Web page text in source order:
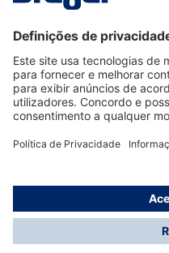
Serviço de Apoio ao
Utilização da loja
Informações
© Dräger Portugal, Lda,
* Todos os preços excl.
possíveis taxas de